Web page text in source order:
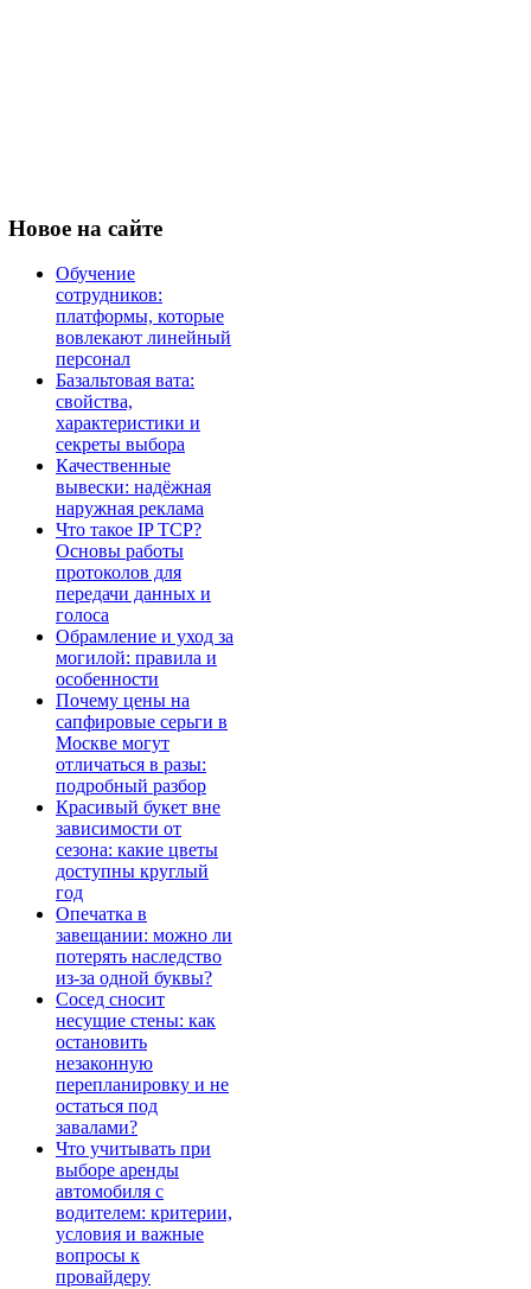
Новое на сайте
Обучение
сотрудников:
платформы, которые
вовлекают линейный
персонал
Базальтовая вата:
свойства,
характеристики и
секреты выбора
Качественные
вывески: надёжная
наружная реклама
Что такое IP TCP?
Основы работы
протоколов для
передачи данных и
голоса
Обрамление и уход за
могилой: правила и
особенности
Почему цены на
сапфировые серьги в
Москве могут
отличаться в разы:
подробный разбор
Красивый букет вне
зависимости от
сезона: какие цветы
доступны круглый
год
Опечатка в
завещании: можно ли
потерять наследство
из-за одной буквы?
Сосед сносит
несущие стены: как
остановить
незаконную
перепланировку и не
остаться под
завалами?
Что учитывать при
выборе аренды
автомобиля с
водителем: критерии,
условия и важные
вопросы к
провайдеру